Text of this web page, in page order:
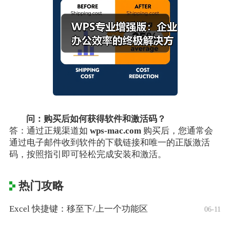
问：购买后如何获得软件和激活码？
答：通过正规渠道如 wps-mac.com 购买后，您通常会
通过电子邮件收到软件的下载链接和唯一的正版激活
码，按照指引即可轻松完成安装和激活。
热门攻略
Excel 快捷键：移至下/上一个功能区 06-11